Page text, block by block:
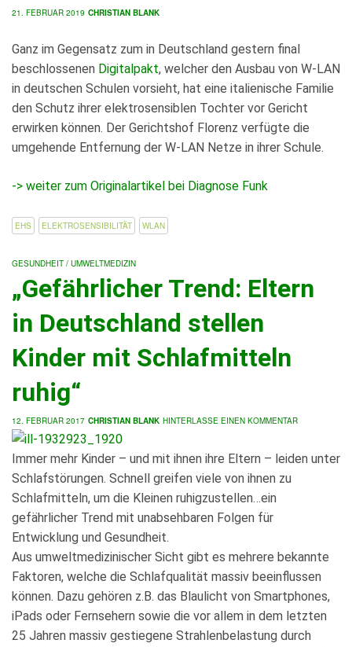
21. FEBRUAR 2019 CHRISTIAN BLANK
Ganz im Gegensatz zum in Deutschland gestern final
beschlossenen Digitalpakt, welcher den Ausbau von W-LAN
in deutschen Schulen vorsieht, hat eine italienische Familie
den Schutz ihrer elektrosensiblen Tochter vor Gericht
erwirken können. Der Gerichtshof Florenz verfügte die
umgehende Entfernung der W-LAN Netze in ihrer Schule.
-> weiter zum Originalartikel bei Diagnose Funk
EHS ELEKTROSENSIBILITÄT WLAN
GESUNDHEIT / UMWELTMEDIZIN
„Gefährlicher Trend: Eltern
in Deutschland stellen
Kinder mit Schlafmitteln
ruhig“
12. FEBRUAR 2017 CHRISTIAN BLANK HINTERLASSE EINEN KOMMENTAR
Immer mehr Kinder – und mit ihnen ihre Eltern – leiden unter
Schlafstörungen. Schnell greifen viele von ihnen zu
Schlafmitteln, um die Kleinen ruhigzustellen…ein
gefährlicher Trend mit unabsehbaren Folgen für
Entwicklung und Gesundheit.
Aus umweltmedizinischer Sicht gibt es mehrere bekannte
Faktoren, welche die Schlafqualität massiv beeinflussen
können. Dazu gehören z.B. das Blaulicht von Smartphones,
iPads oder Fernsehern sowie die vor allem in dem letzten
25 Jahren massiv gestiegene Strahlenbelastung durch